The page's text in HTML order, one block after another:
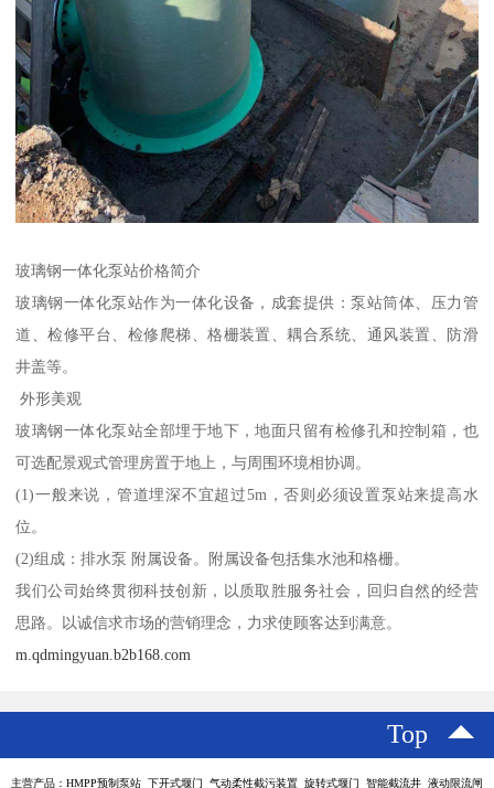
玻璃钢一体化泵站价格简介
玻璃钢一体化泵站作为一体化设备，成套提供：泵站筒体、压力管
道、检修平台、检修爬梯、格栅装置、耦合系统、通风装置、防滑
井盖等。
外形美观
玻璃钢一体化泵站全部埋于地下，地面只留有检修孔和控制箱，也
可选配景观式管理房置于地上，与周围环境相协调。
(1)一般来说，管道埋深不宜超过5m，否则必须设置泵站来提高水
位。
(2)组成：排水泵 附属设备。附属设备包括集水池和格栅。
我们公司始终贯彻科技创新，以质取胜服务社会，回归自然的经营
思路。以诚信求市场的营销理念，力求使顾客达到满意。
m.qdmingyuan.b2b168.com
Top
主营产品：HMPP预制泵站 下开式堰门 气动柔性截污装置 旋转式堰门 智能截流井 液动限流闸